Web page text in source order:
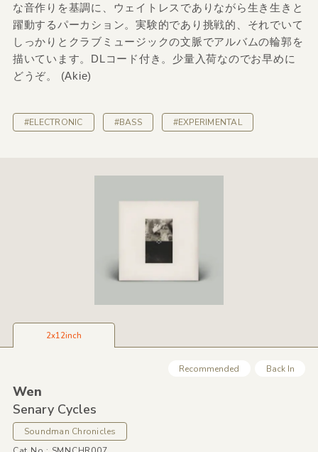
な音作りを基調に、ウェイトレスでありながら生き生きと
躍動するパーカション。実験的であり挑戦的、それでいて
しっかりとクラブミュージックの文脈でアルバムの輪郭を
描いています。DLコード付き。少量入荷なのでお早めに
どうぞ。 (Akie)
#ELECTRONIC #BASS #EXPERIMENTAL
2x12inch
Recommended Back In
Wen
Senary Cycles
Soundman Chronicles